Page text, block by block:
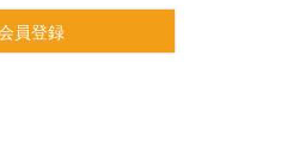
員登録